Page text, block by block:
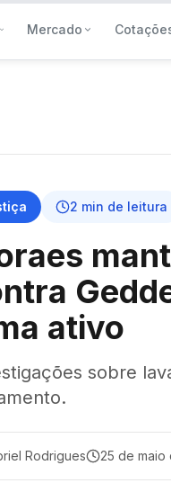
Mercado
2 min de leitura
ativo
sobre
Rodrigues 25 de maio